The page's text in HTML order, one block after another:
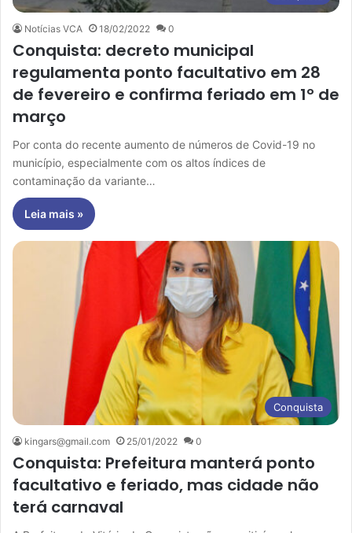
Notícias VCA 18/02/2022 0
Conquista: decreto municipal
regulamenta ponto facultativo em 28
de fevereiro e confirma feriado em 1º de
março
Por conta do recente aumento de números de Covid-19 no
município, especialmente com os altos índices de
contaminação da variante…
Leia mais »
Conquista
kingars@gmail.com 25/01/2022 0
Conquista: Prefeitura manterá ponto
facultativo e feriado, mas cidade não
terá carnaval